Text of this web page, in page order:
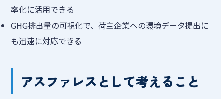
率化に活用できる
GHG排出量の可視化で、荷主企業への環境データ提出に
も迅速に対応できる
アスファレスとして考えること